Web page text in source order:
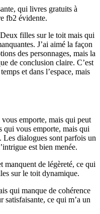
qui livres gratuits à
fb2 évidente.
filles sur le toit mais qui
J’ai aimé la façon
des personnages, mais la
de conclusion claire. C’est
et dans l’espace, mais
emporte, mais qui peut
qui vous emporte, mais qui
Les dialogues sont parfois un
est bien menée.
manquent de légèreté, ce qui
sur le toit dynamique.
qui manque de cohérence
satisfaisante, ce qui m’a un